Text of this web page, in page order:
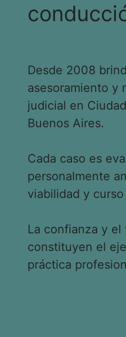
Desde 2008
asesoramiento y
judicial en
Buenos Aires.
Cada caso es
personalmente
viabilidad y
La confianza y
constituyen el
práctica